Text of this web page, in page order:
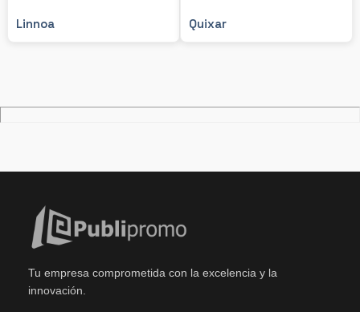
Linnoa Quixar
Tu empresa comprometida con la excelencia y la
innovación.